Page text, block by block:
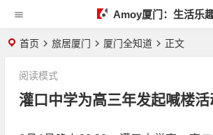
Amoy厦门：生活乐
首页 旅居厦门 厦门全知道 正文
灌口中学为高三年发起喊楼活
阅读模式